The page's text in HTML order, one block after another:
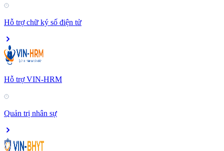
Hỗ trợ chữ ký số điện tử
Hỗ trợ VIN-HRM
Quản trị nhân sự